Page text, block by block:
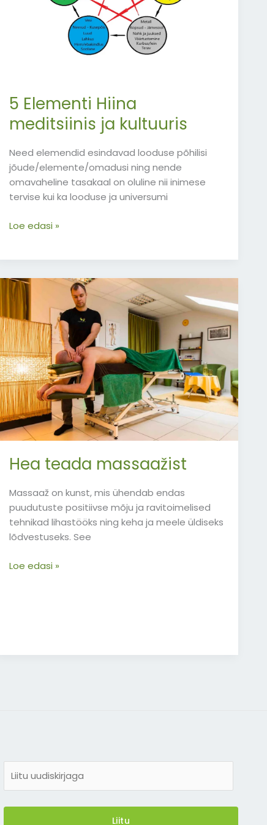
5 Elementi Hiina
meditsiinis ja kultuuris
Need elemendid esindavad looduse põhilisi
jõude/elemente/omadusi ning nende
omavaheline tasakaal on oluline nii inimese
tervise kui ka looduse ja universumi
Loe edasi »
Hea teada massaažist
Massaaž on kunst, mis ühendab endas
puudutuste positiivse mõju ja ravitoimelised
tehnikad lihastööks ning keha ja meele üldiseks
lõdvestuseks. See
Hea
teada
massaažist
Loe edasi »
a
Liitu